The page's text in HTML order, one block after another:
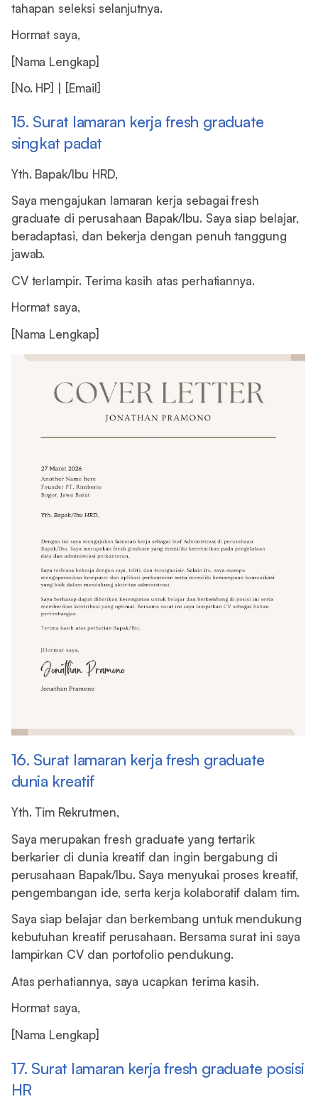
tahapan seleksi selanjutnya.
Hormat saya,
[Nama Lengkap]
[No. HP] | [Email]
15. Surat lamaran kerja fresh graduate
singkat padat
Yth. Bapak/Ibu HRD,
Saya mengajukan lamaran kerja sebagai fresh
graduate di perusahaan Bapak/Ibu. Saya siap belajar,
beradaptasi, dan bekerja dengan penuh tanggung
jawab.
CV terlampir. Terima kasih atas perhatiannya.
Hormat saya,
[Nama Lengkap]
16. Surat lamaran kerja fresh graduate
dunia kreatif
Yth. Tim Rekrutmen,
Saya merupakan fresh graduate yang tertarik
berkarier di dunia kreatif dan ingin bergabung di
perusahaan Bapak/Ibu. Saya menyukai proses kreatif,
pengembangan ide, serta kerja kolaboratif dalam tim.
Saya siap belajar dan berkembang untuk mendukung
kebutuhan kreatif perusahaan. Bersama surat ini saya
lampirkan CV dan portofolio pendukung.
Atas perhatiannya, saya ucapkan terima kasih.
Hormat saya,
[Nama Lengkap]
17. Surat lamaran kerja fresh graduate posisi
HR